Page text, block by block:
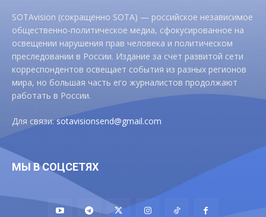
SOTAvision (сокращенно SOTA) — российское независимое
общественно-политическое медиа, сфокусированное на
освещении нарушения прав человека и политическом
преследовании в России. Издание за счет развитой сети
корреспондентов освещает события из разных регионов
мира, но большая часть его журналистов продолжают
работать в России.
Для связи:sotavisionsend@gmail.com
МЫ В СОЦСЕТЯХ